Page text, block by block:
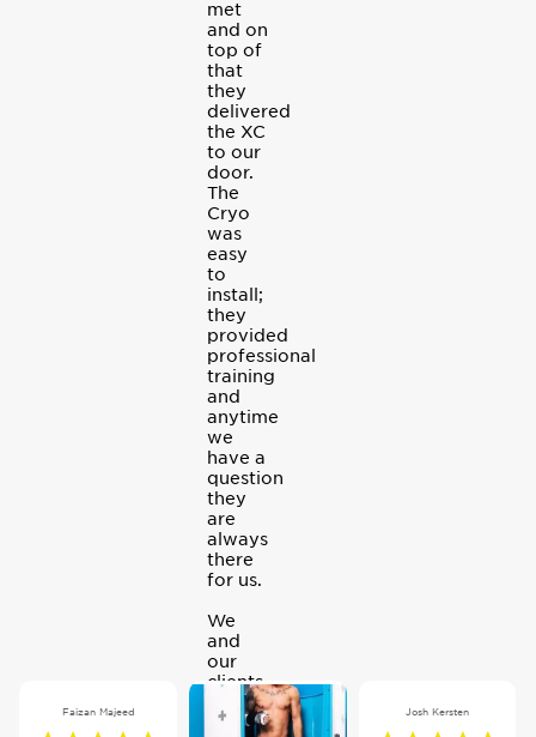
met
and on
top of
that
they
delivered
the XC
to our
door.
The
Cryo
was
easy
to
install;
they
provided
professional
training
and
anytime
we
have a
question
they
are
always
there
for us.
We
and
our
clients
love
the
Faizan Majeed Josh Kersten